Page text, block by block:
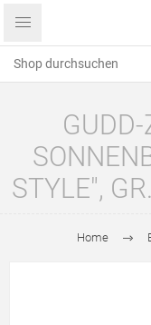
STYLE",
Home